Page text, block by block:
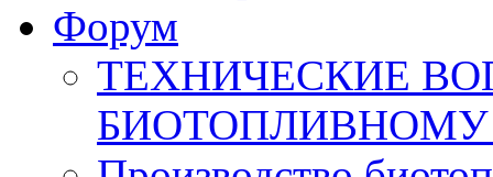
Форум
ТЕХНИЧЕСКИЕ